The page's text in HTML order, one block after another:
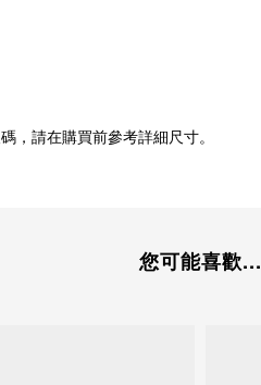
，請在購買前參考詳細尺寸。
您可能喜歡...